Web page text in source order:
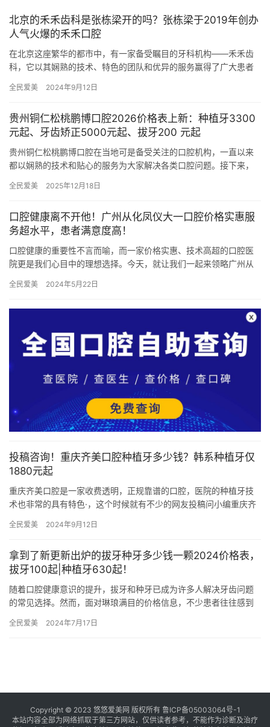
北京的禾禾齿科是张栋梁开的吗？张栋梁于2019年创办
人气火爆的禾禾口腔
在北京这座繁华的都市中，有一家备受瞩目的牙科机构——禾禾齿
科，它以其娴熟的技术、特色的团队和优异的服务赢得了广大患者
的创办…
全民爱美 2024年9月12日
贵州铜仁松桃鹏博口腔2026价格表上新：种植牙3300
元起、牙齿矫正5000元起、拔牙200 元起
贵州铜仁松桃鹏博口腔在当地可是备受关注的口腔机构，一直以来
都以娴熟的技术和贴心的服务为大家解决各类口腔问题。接下来，
齿…
全民爱美 2025年12月18日
口腔健康离不开他！广州从化凤仪大一口腔价格实惠服
务超水平，患者满意度高！
口腔健康的重要性不言而喻，而一家价格实惠、技术高超的口腔医
院更是我们心目中的理想选择。今天，就让我们一起来领略广州从
者的高…
全民爱美 2024年5月22日
投稿咨询！重庆齐美口腔种植牙多少钱？韩系种植牙仅
1880元起
重庆齐美口腔是一家收费透明，正规靠谱的口腔，医院的种植牙技
术也非常的具有特色·，这个时候就有不少的网友投稿问小编重庆齐
美口…
全民爱美 2024年9月12日
拿到了新更新出炉的拔牙种牙多少钱一颗2024价格表，
拔牙100起|种植牙630起！
随着口腔健康意识的提升，拔牙和种牙已成为许多人解决牙齿问题
的常见选择。然而，面对琳琅满目的价格信息，不少患者往往感到
清…
全民爱美 2024年7月17日
Copyright © 2023 悠悠爱美网 版权所有 鲁ICP备05003064号-1
本站内容全部为网络抓取于第三方网站，仅供读者参考，不能作为诊断及治疗